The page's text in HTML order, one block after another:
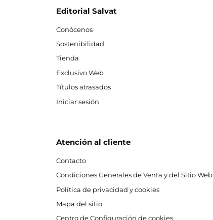
Editorial Salvat
Conócenos
Sostenibilidad
Tienda
Exclusivo Web
Títulos atrasados
Iniciar sesión
Atención al cliente
Contacto
Condiciones Generales de Venta y del Sitio Web
Política de privacidad y cookies
Mapa del sitio
Centro de Configuración de cookies